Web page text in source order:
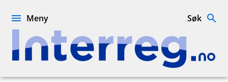
Interreg.no
Meny Søk